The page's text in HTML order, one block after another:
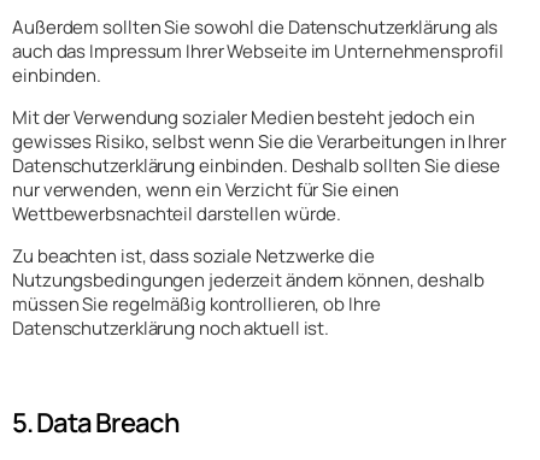
Außerdem sollten Sie sowohl die Datenschutzerklärung als
auch das Impressum Ihrer Webseite im Unternehmensprofil
einbinden.
Mit der Verwendung sozialer Medien besteht jedoch ein
gewisses Risiko, selbst wenn Sie die Verarbeitungen in Ihrer
Datenschutzerklärung einbinden. Deshalb sollten Sie diese
nur verwenden, wenn ein Verzicht für Sie einen
Wettbewerbsnachteil darstellen würde.
Zu beachten ist, dass soziale Netzwerke die
Nutzungsbedingungen jederzeit ändern können, deshalb
müssen Sie regelmäßig kontrollieren, ob Ihre
Datenschutzerklärung noch aktuell ist.
5. Data Breach